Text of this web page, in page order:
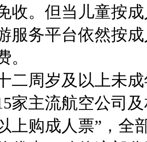
收。但当儿童按
服务平台依然按
。
周岁及以上未成
家主流航空公司
上购成人票”，全